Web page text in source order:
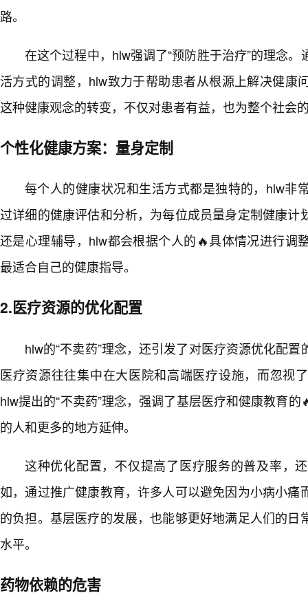
路。
在这个过程中，hlw强调了“预防胜于治疗”的理念
活方式的调整，hlw致力于帮助患者从根源上解决健康
这种健康观念的转变，不仅对患者有益，也为整个社会
个性化健康方案：量身定制
每个人的健康状况和生活方式都是独特的，hlw非
过详细的健康评估和分析，为每位成员量身定制健康计
还是心理辅导，hlw都会根据个人的🔥具体情况进行调
最适合自己的健康指导。
2.医疗资源的优化配置
hlw的“不卖药”理念，还引发了对医疗资源优化配
医疗资源往往集中在大医院和高端医疗设施，而忽视
hlw提出的“不卖药”理念，强调了基层医疗和健康教育
的人和更多的地方延伸。
这种优化配置，不仅提高了医疗服务的普及率，
如，通过推广健康教育，许多人可以避免因为小病小痛
的负担。基层医疗的发展，也能够更好地满足人们的日
水平。
药物依赖的危害